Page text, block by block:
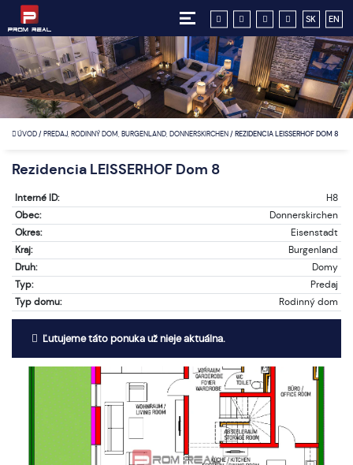
SK EN
ÚVOD/PREDAJ, RODINNÝ DOM, BURGENLAND, DONNERSKIRCHEN/REZIDENCIA LEISSERHOF DOM 8
Rezidencia LEISSERHOF Dom 8
Interné ID:
H8
Obec:
Donnerskirchen
Okres:
Eisenstadt
Kraj:
Burgenland
Druh:
Domy
Typ:
Predaj
Typ domu:
Rodinný dom
Ľutujeme táto ponuka už nieje aktuálna.